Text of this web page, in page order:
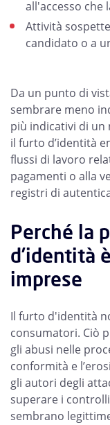
all'accesso che
Attività
candidato o a
Da un punto di
sembrare meno
più indicativi di un
il furto d’identità
flussi di lavoro
pagamenti o alla
registri di
Perché la
d’identità
imprese
Il furto d'identità
consumatori. Ciò
gli abusi nelle
conformità e
gli autori degli
superare i
sembrano